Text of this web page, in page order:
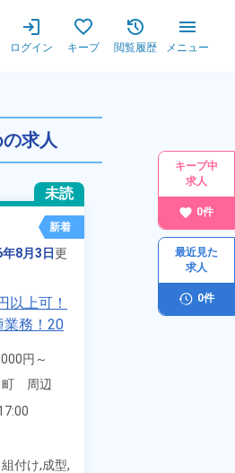
ログイン キープ 閲覧履歴 メニュー
求人
未読
新着
年8月3日更
以上可！
業務！20
ンルー
！無料
負担！
！土日
！《福
円～
～1,900円
　周辺
付け,成型,
正社員 ※無期雇用
お仕事No.8924-
【最短当日内
寮】未経験で
キープ中
求人
0件
最近見た
求人
0件